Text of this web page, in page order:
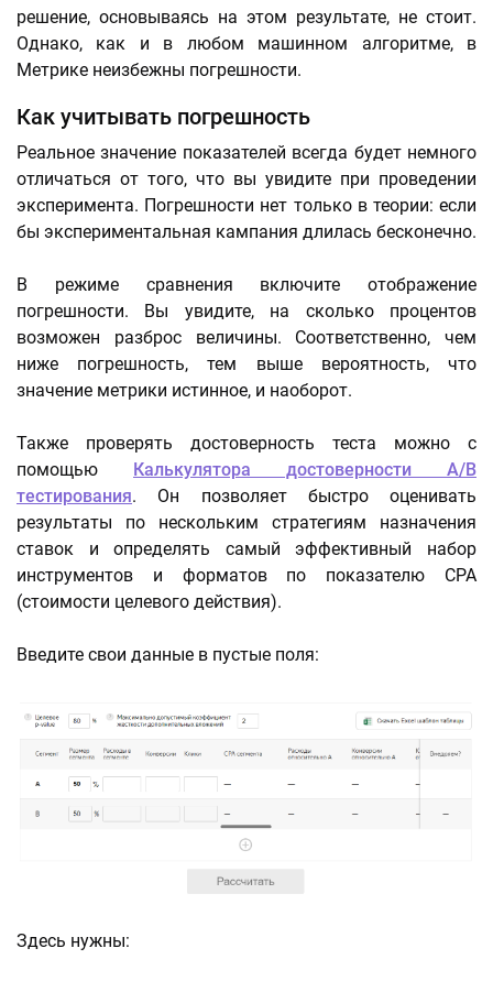
решение, основываясь на этом результате, не стоит.
Однако, как и в любом машинном алгоритме, в
Метрике неизбежны погрешности.
Как учитывать погрешность
Реальное значение показателей всегда будет немного
отличаться от того, что вы увидите при проведении
эксперимента. Погрешности нет только в теории: если
бы экспериментальная кампания длилась бесконечно.
В режиме сравнения включите отображение
погрешности. Вы увидите, на сколько процентов
возможен разброс величины. Соответственно, чем
ниже погрешность, тем выше вероятность, что
значение метрики истинное, и наоборот.
Также проверять достоверность теста можно с
помощью Калькулятора достоверности A/B
тестирования. Он позволяет быстро оценивать
результаты по нескольким стратегиям назначения
ставок и определять самый эффективный набор
инструментов и форматов по показателю CPA
(стоимости целевого действия).
Введите свои данные в пустые поля:
Здесь нужны: